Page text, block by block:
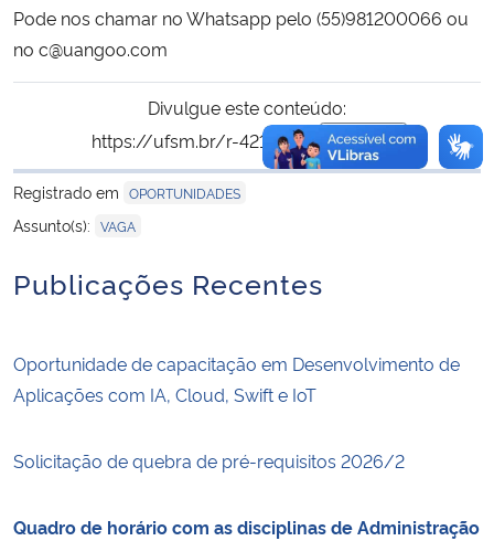
Pode nos chamar no Whatsapp pelo (55)981200066 ou
no c@uangoo.com
Divulgue este conteúdo:
https://ufsm.br/r-421-2037
Copiar
para área de
Registrado em OPORTUNIDADES
Assunto(s): VAGA
Publicações Recentes
Oportunidade de capacitação em Desenvolvimento de
Aplicações com IA, Cloud, Swift e IoT
Solicitação de quebra de pré-requisitos 2026/2
Quadro de horário com as disciplinas de Administração